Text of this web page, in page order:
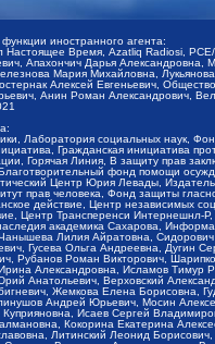
иностранного агента:
Время, Azatliq Radiosi,
Апахончич Дарья
Мария Михайловна,
Алексей Евгеньевич,
Анин Роман Александрович,
Лаборатория социальных
Гражданская инициатива
Горячая Линия, В защиту прав
фонд помощи
Центр Юрия Левады,
прав человека, Фонд защиты
действие, Центр
Центр Трансперенси
академика Сахарова,
Лилия Айратовна,
Гусева Ольга Андреевна, Дугин
Рубанов Роман Викторович,
Александровна, Исламов
Анатольевич, Верховский
Жемкова Елена
Андрей Юрьевич, Мосин
Исаев Сергей
Кокорина Екатерина
Литинский Леонид